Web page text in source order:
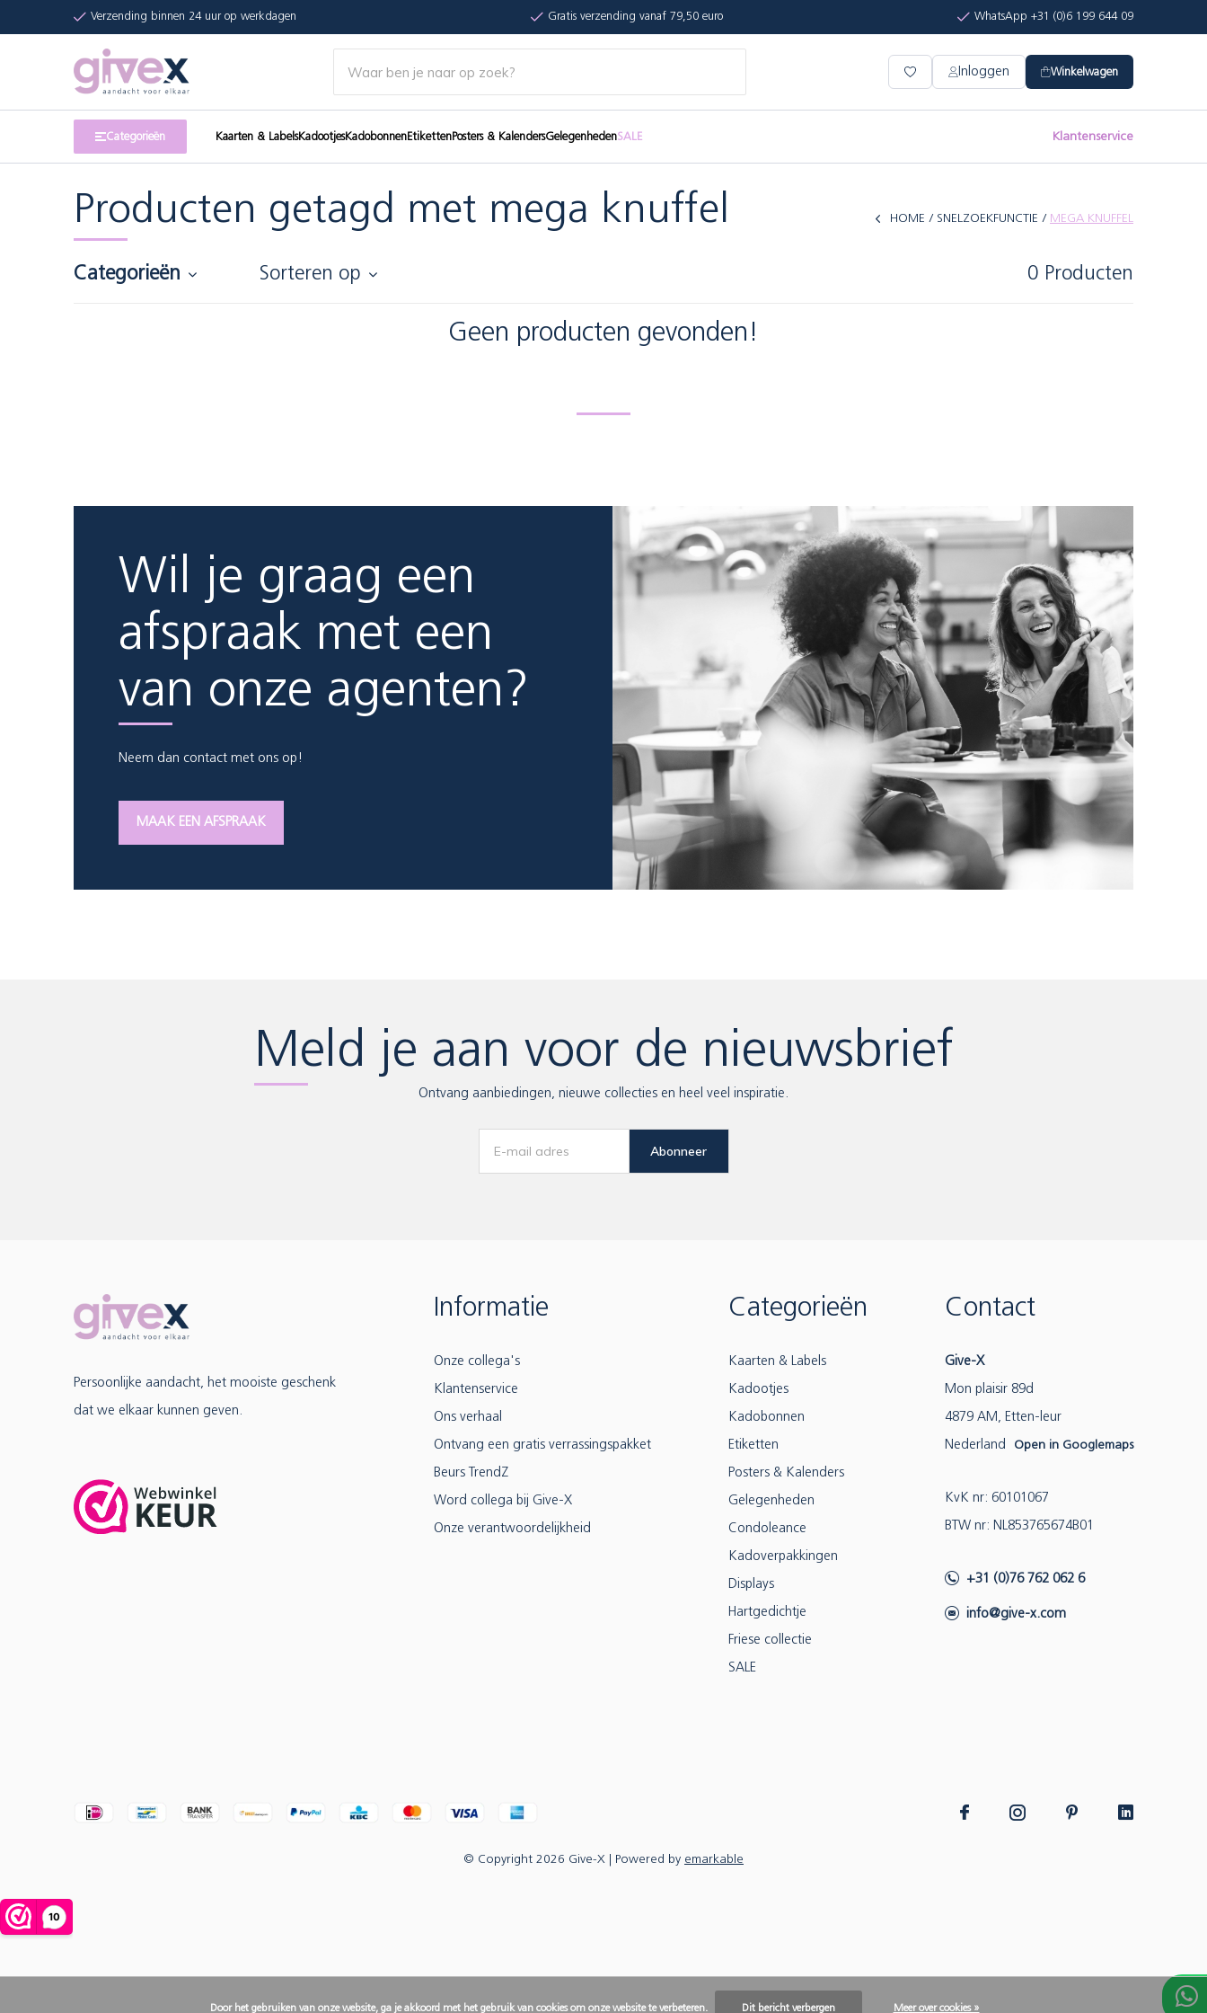
Verzending binnen 24 uur op werkdagen Gratis verzending vanaf 79,50 euro WhatsApp +31 (0)6 199 644 09
Inloggen Winkelwagen
Categorieën Kaarten & LabelsKadootjesKadobonnenEtikettenPosters & KalendersGelegenhedenSALE Klantenservice
Producten getagd met mega knuffel HOME SNELZOEKFUNCTIE MEGA KNUFFEL
Categorieën Sorteren op 0 Producten
Geen producten gevonden!
Wil je graag een
afspraak met een
van onze agenten?
Neem dan contact met ons op!
MAAK EEN AFSPRAAK
Meld je aan voor de nieuwsbrief
Ontvang aanbiedingen, nieuwe collecties en heel veel inspiratie.
Abonneer
Persoonlijke aandacht, het mooiste geschenk
dat we elkaar kunnen geven.
Informatie
Onze collega's
Klantenservice
Ons verhaal
Ontvang een gratis verrassingspakket
Beurs TrendZ
Word collega bij Give-X
Onze verantwoordelijkheid
Categorieën
Kaarten & Labels
Kadootjes
Kadobonnen
Etiketten
Posters & Kalenders
Gelegenheden
Condoleance
Kadoverpakkingen
Displays
Hartgedichtje
Friese collectie
SALE
Contact
Give-X
Mon plaisir 89d
4879 AM, Etten-leur
Nederland Open in Googlemaps
KvK nr: 60101067
BTW nr: NL853765674B01
+31 (0)76 762 062 6
info@give-x.com
© Copyright 2026 Give-X | Powered by emarkable
Door het gebruiken van onze website, ga je akkoord met het gebruik van cookies om onze website te verbeteren. Dit bericht verbergen Meer over cookies »